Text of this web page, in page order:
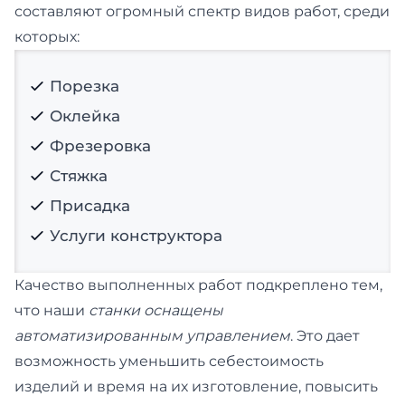
составляют огромный спектр видов работ, среди
которых:
Порезка
Оклейка
Фрезеровка
Стяжка
Присадка
Услуги конструктора
Качество выполненных работ подкреплено тем,
что наши станки оснащены
автоматизированным управлением. Это дает
возможность уменьшить себестоимость
изделий и время на их изготовление, повысить